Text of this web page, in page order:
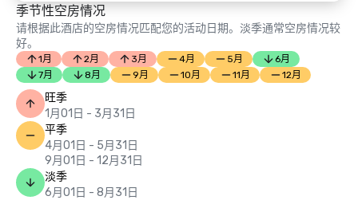
季节性空房情况
请根据此酒店的空房情况匹配您的活动日期。淡季通常空房情况较
好。
1月 2月 3月 4月 5月
6月
7月
8月 9月 10月 11月 12月
旺季
1月01日 - 3月31日
平季
4月01日 - 5月31日
9月01日 - 12月31日
淡季
6月01日 - 8月31日